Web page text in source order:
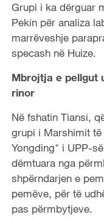
Grupi i ka dërguar
Pekin për analiza
marrëveshje
specash në Huize.
Mbrojtja e pellgut
rinor
Në fshatin Tiansi,
grupi i Marshimit
Yongding" i UPP-
dëmtuara nga
shpërndarjen e
pemëve, për të
pas përmbytjeve.